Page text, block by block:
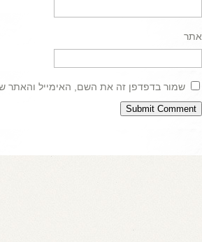
אתר
שמור בדפדפן זה את השם, האימייל והאתר